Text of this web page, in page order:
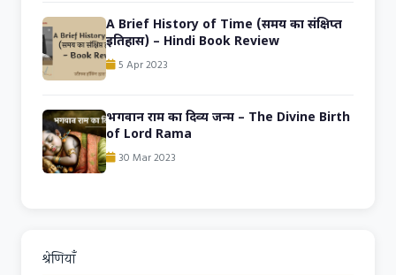
A Brief History of Time (समय का संक्षिप्त
इतिहास) – Hindi Book Review
5 Apr 2023
भगवान राम का दिव्य जन्म – The Divine Birth
of Lord Rama
30 Mar 2023
श्रेणियाँ